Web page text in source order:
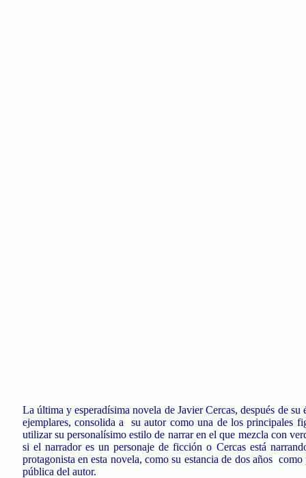
La última y esperadísima novela de Javier Cercas, después de
ejemplares, consolida a
su autor como una de los principales
utilizar su personalísimo estilo de narrar en el que mezcla con
si el narrador es un personaje de ficción o Cercas está
protagonista en esta novela, como su estancia de dos años como
pública del autor.